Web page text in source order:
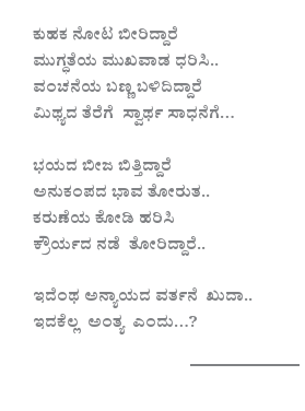
ಕುಹಕ ನೋಟ ಬೀರಿದ್ದಾರೆ
ಮುಗ್ಧತೆಯ ಮುಖವಾಡ ಧರಿಸಿ..
ವಂಚನೆಯ ಬಣ್ಣ ಬಳಿದಿದ್ದಾರೆ
ಮಿಥ್ಯದ ತೆರೆಗೆ ಸ್ವಾರ್ಥ ಸಾಧನೆಗೆ…
ಭಯದ ಬೀಜ ಬಿತ್ತಿದ್ದಾರೆ
ಅನುಕಂಪದ ಭಾವ ತೋರುತ..
ಕರುಣೆಯ ಕೋಡಿ ಹರಿಸಿ
ಕ್ರೌರ್ಯದ ನಡೆ ತೋರಿದ್ದಾರೆ..
ಇದೆಂಥ ಅನ್ಯಾಯದ ವರ್ತನೆ ಖುದಾ..
ಇದಕೆಲ್ಲ ಅಂತ್ಯ ಎಂದು…?